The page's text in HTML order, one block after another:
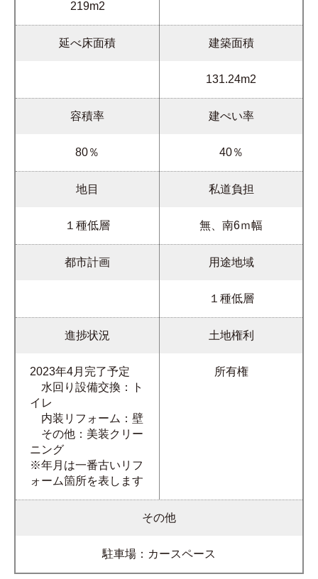
219m2
延べ床面積 建築面積
131.24m2
容積率
80％
建ぺい率
40％
地目
１種低層
私道負担
無、南6ｍ幅
都市計画 用途地域
１種低層
進捗状況
2023年4月完了予定
水回り設備交換：ト
イレ
内装リフォーム：壁
その他：美装クリー
ニング
※年月は一番古いリフ
ォーム箇所を表します
土地権利
所有権
その他
駐車場：カースペース